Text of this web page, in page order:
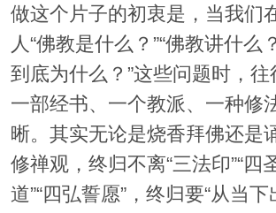
做这个片子的初衷是，当我们
人“佛教是什么？”“佛教讲什么
到底为什么？”这些问题时，
一部经书、一个教派、一种修
晰。其实无论是烧香拜佛还是
修禅观，终归不离“三法印”“四
道”“四弘誓愿”，终归要“从当下